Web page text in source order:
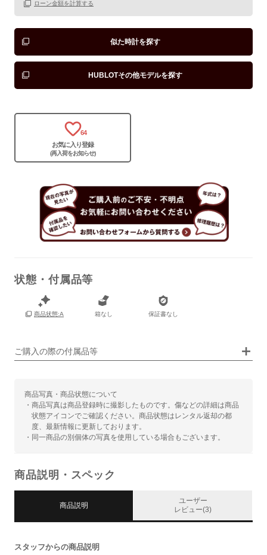
ローン金額を計算する
似た時計を探す
HUBLOTその他モデルを探す
64
お気に入り登録
(再入荷をお知らせ)
状態・付属品等
商品状態:A 箱なし 保証書なし
ご購入の際の付属品等
商品写真・商品状態について
・商品写真は商品登録時に撮影したものです。傷などの詳細は商品
状態アイコンでご確認ください。商品状態はレンタル返却の都
度、最新情報に更新しております。
・同一商品の別個体の写真を使用している場合もございます。
商品説明・スペック
商品説明
ユーザー
レビュー(3)
スタッフからの商品説明